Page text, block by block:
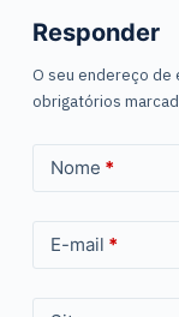
Responder
O seu endereço de
obrigatórios
Nome *
E-mail *